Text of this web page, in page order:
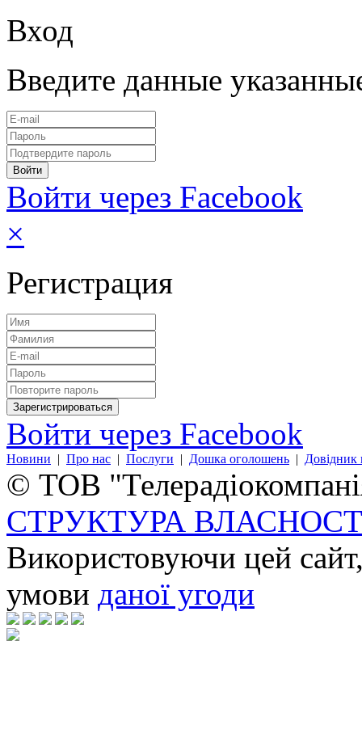
Вход
Введите данные
Войти через Facebook
×
Регистрация
Войти через Facebook
Новини | Про нас | Послуги | Дошка оголошень | Довідник
© ТОВ
СТРУКТУРА
Використовуючи цей
умови даної угоди